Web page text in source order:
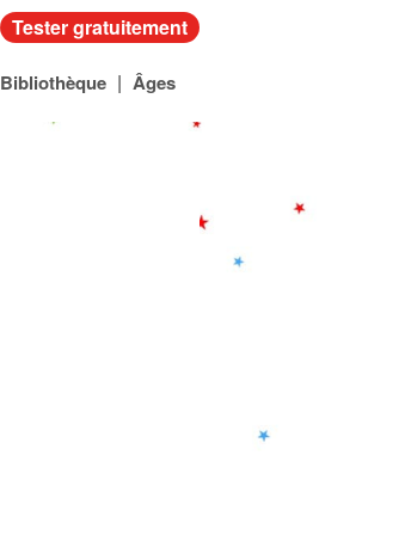
Tester gratuitement
Bibliothèque | Âges